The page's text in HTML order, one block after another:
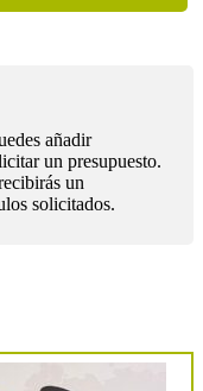
añadir
un presupuesto.
un
solicitados.